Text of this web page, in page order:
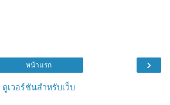
›
หน้าแรก
ดูเวอร์ชันสำหรับเว็บ